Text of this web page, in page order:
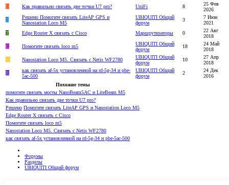
D
Как правильно связать две точки U7 pro? UniFi 8
25 Фев
2026
Z
Решено Помогите связать LiteAP GPS и
Nanostation Loco M5
UBIQUITI Общий
форум
3
7 Июн
2021
T
Edge Router X связать с Cisco Маршрутизаторы 0
22 Авг
2018
C
Помогите связать loco m5
UBIQUITI Общий
форум
18
24 Май
2018
M
Nanostation Loco M5. Связать с Netis WF2780
UBIQUITI Общий
форум
10
27 Апр
2018
R
как связать af-5x установленной на rd-5g-34 и pbe-
5ac-500
UBIQUITI Общий
форум
2
24 Дек
2016
Похожие темы
помогите связать мосты NanoBeam5AC и LiteBeam M5
Как правильно связать две точки U7 pro?
Решено Помогите связать LiteAP GPS и Nanostation Loco M5
Edge Router X связать с Cisco
Помогите связать loco m5
Nanostation Loco M5. Связать с Netis WF2780
как связать af-5x установленной на rd-5g-34 и pbe-5ac-500
Форумы
Разделы
UBIQUITI Общий форум